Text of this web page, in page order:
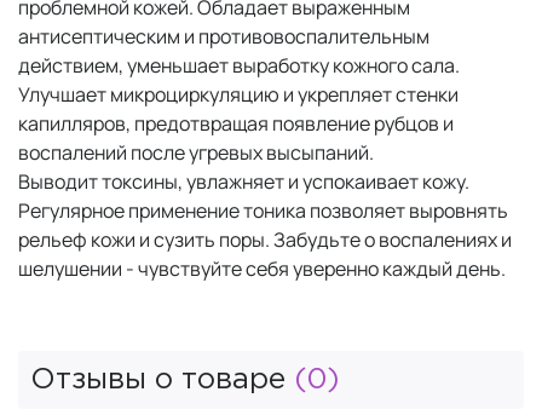
проблемной кожей. Обладает выраженным
антисептическим и противовоспалительным
действием, уменьшает выработку кожного сала.
Улучшает микроциркуляцию и укрепляет стенки
капилляров, предотвращая появление рубцов и
воспалений после угревых высыпаний.
Выводит токсины, увлажняет и успокаивает кожу.
Регулярное применение тоника позволяет выровнять
рельеф кожи и сузить поры. Забудьте о воспалениях и
шелушении - чувствуйте себя уверенно каждый день.
Отзывы о товаре (0)